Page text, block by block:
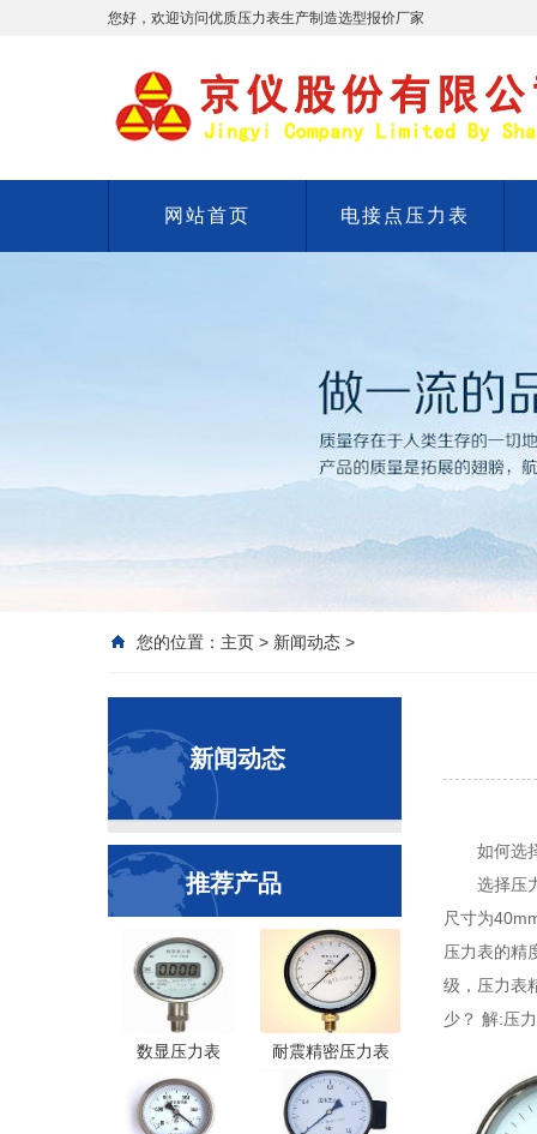
您好，欢迎访问优质压力表生产制造选型报价厂家
网站首页 电接点压力表
您的位置： 主页 > 新闻动态 >
新闻动态
推荐产品
数显压力表 耐震精密压力表
如何选
选择压
尺寸为
压力表的精
级，压力表
少？ 解:压